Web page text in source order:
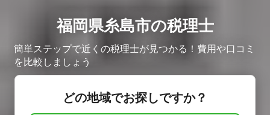
福岡県糸島市の税理士
簡単ステップで近くの税理士が見つかる！費用や口コミ
を比較しましょう
どの地域でお探しですか？